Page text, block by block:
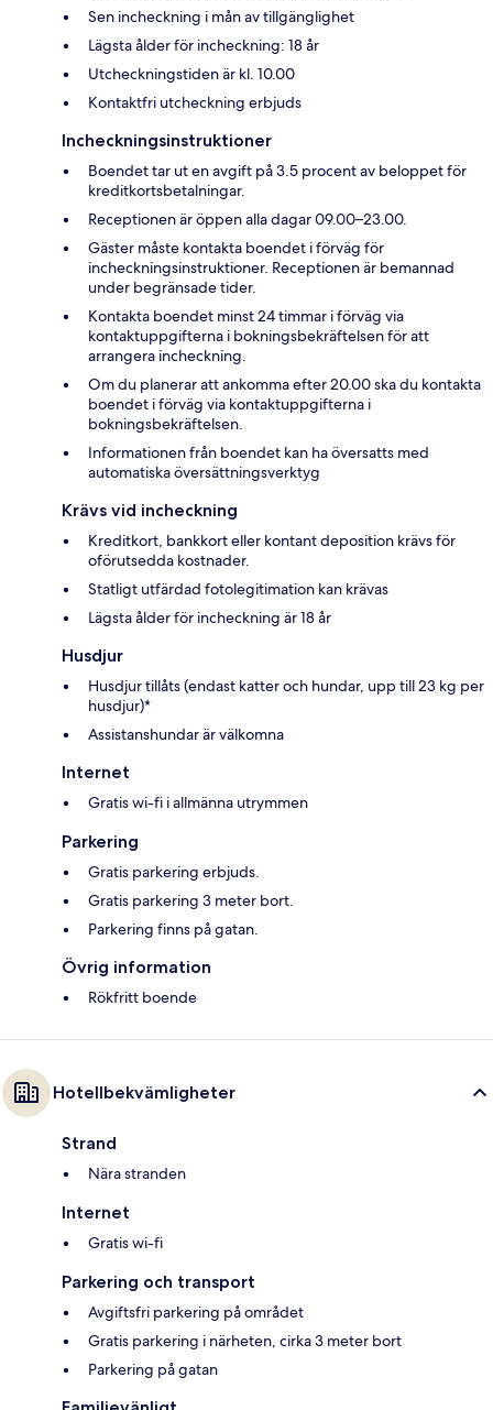
Sen incheckning i mån av tillgänglighet
Lägsta ålder för incheckning: 18 år
Utcheckningstiden är kl. 10.00
Kontaktfri utcheckning erbjuds
Incheckningsinstruktioner
Boendet tar ut en avgift på 3.5 procent av beloppet för
kreditkortsbetalningar.
Receptionen är öppen alla dagar 09.00–23.00.
Gäster måste kontakta boendet i förväg för
incheckningsinstruktioner. Receptionen är bemannad
under begränsade tider.
Kontakta boendet minst 24 timmar i förväg via
kontaktuppgifterna i bokningsbekräftelsen för att
arrangera incheckning.
Om du planerar att ankomma efter 20.00 ska du kontakta
boendet i förväg via kontaktuppgifterna i
bokningsbekräftelsen.
Informationen från boendet kan ha översatts med
automatiska översättningsverktyg
Krävs vid incheckning
Kreditkort, bankkort eller kontant deposition krävs för
oförutsedda kostnader.
Statligt utfärdad fotolegitimation kan krävas
Lägsta ålder för incheckning är 18 år
Husdjur
Husdjur tillåts (endast katter och hundar, upp till 23 kg per
husdjur)*
Assistanshundar är välkomna
Internet
Gratis wi-fi i allmänna utrymmen
Parkering
Gratis parkering erbjuds.
Gratis parkering 3 meter bort.
Parkering finns på gatan.
Övrig information
Rökfritt boende
Hotellbekvämligheter
Strand
Nära stranden
Internet
Gratis wi-fi
Parkering och transport
Avgiftsfri parkering på området
Gratis parkering i närheten, cirka 3 meter bort
Parkering på gatan